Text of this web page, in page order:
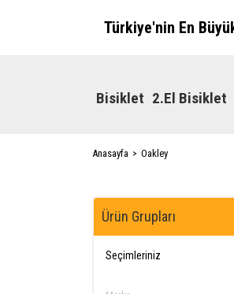
Türkiye'nin En
Bisiklet 2.El Bisiklet
Anasayfa Oakley
Ürün Grupları
Seçimleriniz